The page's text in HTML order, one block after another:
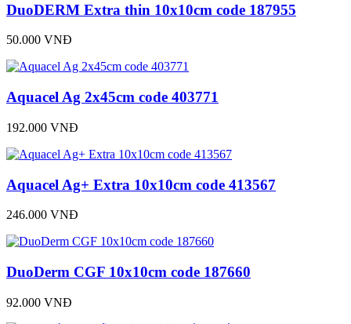
DuoDERM Extra thin 10x10cm code 187955
50.000 VNĐ
Aquacel Ag 2x45cm code 403771
192.000 VNĐ
Aquacel Ag+ Extra 10x10cm code 413567
246.000 VNĐ
DuoDerm CGF 10x10cm code 187660
92.000 VNĐ